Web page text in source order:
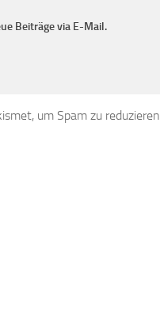
Beiträge via E-Mail.
um Spam zu reduzieren.